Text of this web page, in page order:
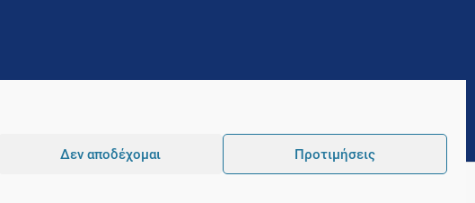
Δεν αποδέχομαι Προτιμήσεις